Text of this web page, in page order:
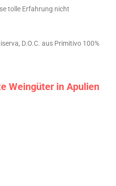
tolle Erfahrung nicht
D.O.C. aus Primitivo 100%
Weingüter in Apulien